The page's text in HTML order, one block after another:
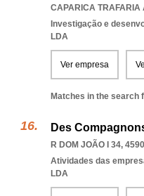
CAPARICA TRAFARIA
Investigação e
LDA
Ver empresa
Matches in the search
Des
R DOM JOÃO I 34,
Atividades das
LDA